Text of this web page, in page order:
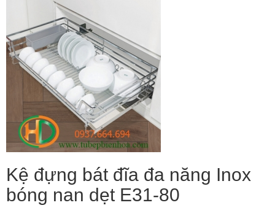
Kệ đựng bát đĩa đa năng Inox
bóng nan dẹt E31-80